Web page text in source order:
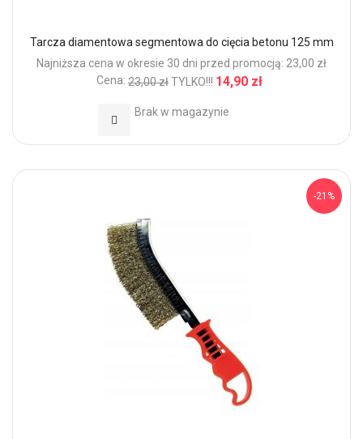
Tarcza diamentowa segmentowa do cięcia betonu 125 mm
Najniższa cena w okresie 30 dni przed promocją: 23,00 zł
Cena: 23,00 złTYLKO!!! 14,90 zł
Brak w magazynie
Dodaj do Ulubionych
-21%